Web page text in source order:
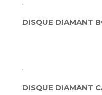
DISQUE DIAMANT
DISQUE DIAMANT